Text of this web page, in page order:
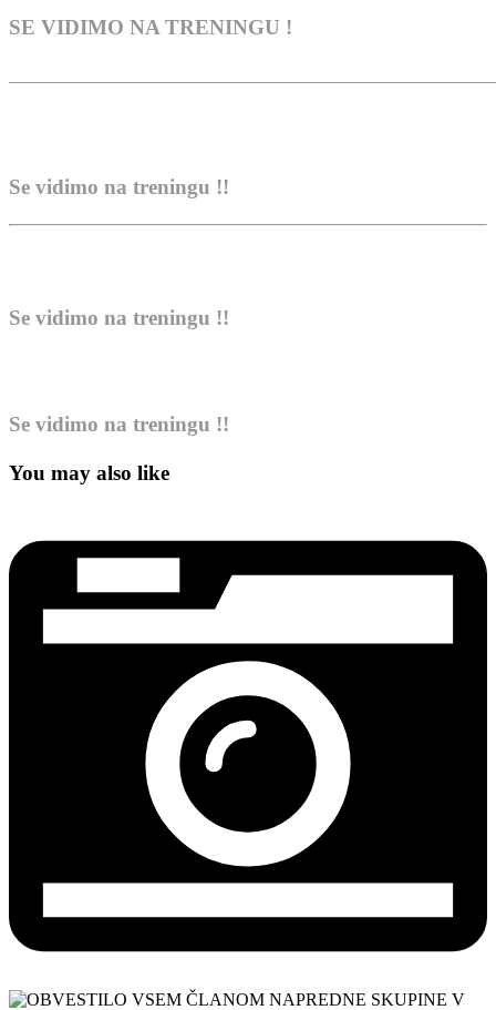
SE VIDIMO NA TRENINGU !
Se vidimo na treningu !!
Se vidimo na treningu !!
Se vidimo na treningu !!
You may also like